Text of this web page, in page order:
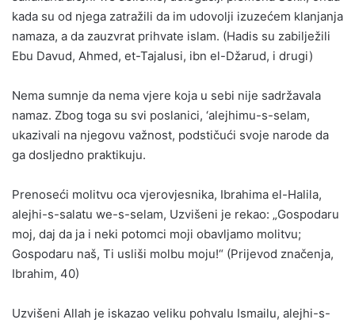
kada su od njega zatražili da im udovolji izuzećem klanjanja
namaza, a da zauzvrat prihvate islam. (Hadis su zabilježili
Ebu Davud, Ahmed, et-Tajalusi, ibn el-Džarud, i drugi)
Nema sumnje da nema vjere koja u sebi nije sadržavala
namaz. Zbog toga su svi poslanici, ‘alejhimu-s-selam,
ukazivali na njegovu važnost, podstičući svoje narode da
ga dosljedno praktikuju.
Prenoseći molitvu oca vjerovjesnika, Ibrahima el-Halila,
alejhi-s-salatu we-s-selam, Uzvišeni je rekao: „Gospodaru
moj, daj da ja i neki potomci moji obavljamo molitvu;
Gospodaru naš, Ti usliši molbu moju!“ (Prijevod značenja,
Ibrahim, 40)
Uzvišeni Allah je iskazao veliku pohvalu Ismailu, alejhi-s-